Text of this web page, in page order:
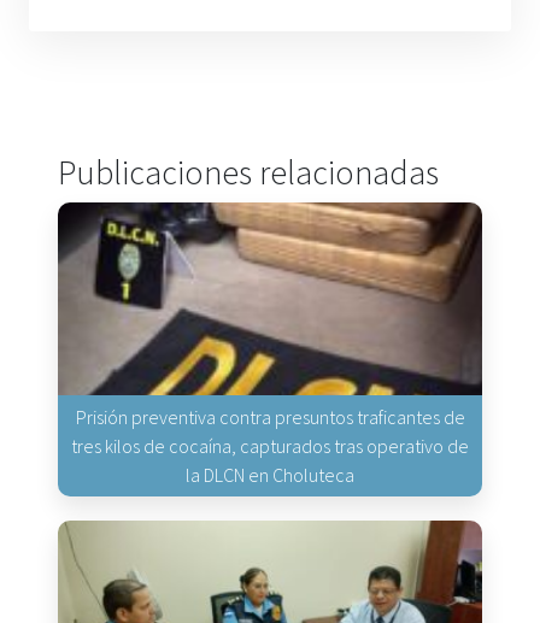
Publicaciones relacionadas
Prisión preventiva contra presuntos traficantes de
tres kilos de cocaína, capturados tras operativo de
la DLCN en Choluteca